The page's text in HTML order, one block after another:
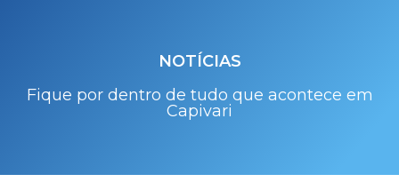
NOTÍCIAS
Fique por dentro de tudo que acontece em
Capivari